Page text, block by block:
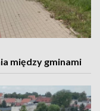
między gminami